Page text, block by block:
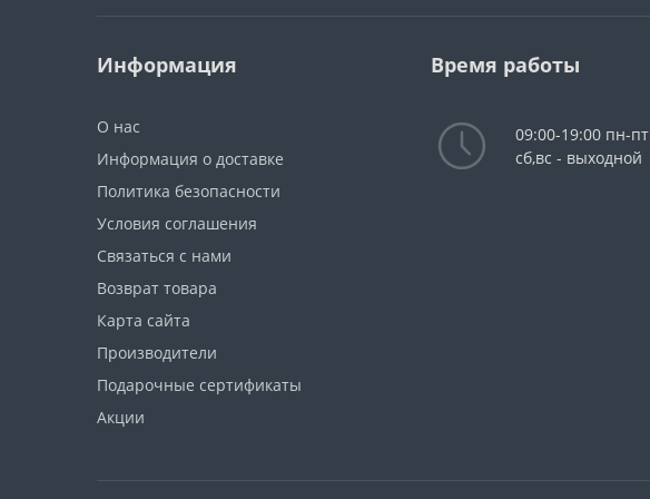
Информация
О нас
Информация о доставке
Политика безопасности
Условия соглашения
Связаться с нами
Возврат товара
Карта сайта
Производители
Подарочные сертификаты
Акции
Время работы
09:00-19:00 пн-пт
сб,вс - выходной